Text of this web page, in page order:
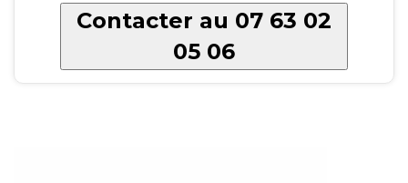
Contacter au 07 63 02
05 06